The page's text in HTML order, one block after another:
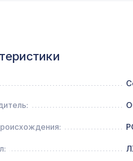
135х85мм,
8-28,
3094 ₽
1400х780мм,
2118 ₽